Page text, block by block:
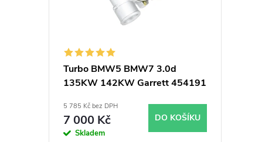
Turbo BMW5 BMW7 3.0d
135KW 142KW Garrett 454191
5 785 Kč bez DPH
7 000 Kč
Skladem
DO KOŠÍKU